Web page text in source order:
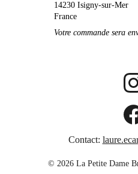
14230 Isigny-sur-Mer
France
Votre commande sera
Contact:
© 2026 La Petite Dame